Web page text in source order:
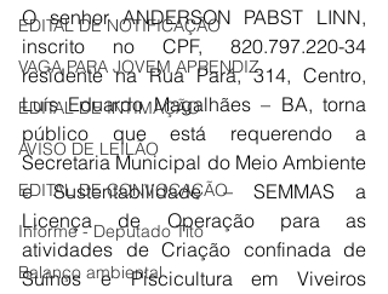
EDITAL DE NOTIFICAÇÃO
VAGA PARA JOVEM APRENDIZ
EDITAL DE INTIMAÇÃO
AVISO DE LEILÃO
EDITAL DE CONVOCAÇÃO
Informe - Deputado Tito
Balanço ambiental
O senhor ANDERSON PABST LINN,
inscrito no CPF, 820.797.220-34
residente na Rua Pará, 314, Centro,
Luís Eduardo Magalhães – BA, torna
público que está requerendo a
Secretaria Municipal do Meio Ambiente
e Sustentabilidade – SEMMAS a
Licença de Operação para as
atividades de Criação confinada de
Suínos e Piscicultura em Viveiros